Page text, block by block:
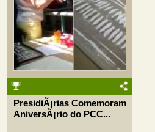
PresidiÃ¡rias Comemoram
AniversÃ¡rio do PCC...